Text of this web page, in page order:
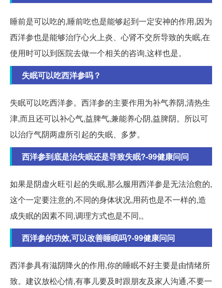
睡前是可以吃的,睡前吃也是能够起到一定安神的作用,因为
西洋参也是能够治疗心火上炎、心肾不交所导致的失眠,在
使用时可以到医院去做一个相关的咨询,这样也是。
失眠可以吃西洋参吗？
失眠可以吃西洋参。西洋参的主要作用为补气养阴,清热生
津,而且还可以补心气,益脾气,兼能养心阴,益脾阴。所以可
以治疗气阴两虚所引起的失眠、多梦。
西洋参到底是治失眠还是导致失眠?-99健康问问
如果是阴虚火旺引起的失眠,那么服用西洋参是无法治愈的,
这个一定要注意的,不同的身体状况,用药也是不一样的,造
成失眠的因素不同,调理方式也是不同,。
西洋参的功效,可以改善睡眠吗?-99健康问问
西洋参具有滋阴降火的作用,你的睡眠不好主要是由情绪所
致。建议放松心情,有事儿要及时跟朋友及家人沟通,不要一